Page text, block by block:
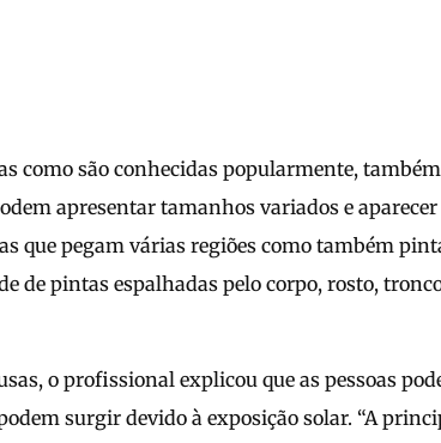
como são conhecidas popularmente,
apresentar tamanhos variados e
que pegam várias regiões como também
de pintas espalhadas pelo corpo, rosto,
o profissional explicou que as pessoas
surgir devido à exposição solar. “A